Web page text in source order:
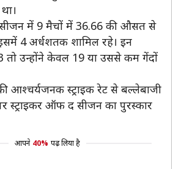
सीजन में 9 मैचों में 36.66 की औसत से
4 अर्धशतक शामिल रहे। इन
तो उन्होंने केवल 19 या उससे कम गेंदों
आश्चर्यजनक स्ट्राइक रेट से बल्लेबाजी
स्ट्राइकर ऑफ द सीजन का पुरस्कार
आपने 40% पढ़ लिया है